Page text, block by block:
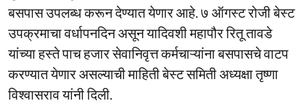
बसपास उपलब्ध करून देण्यात येणार आहे. ७ ऑगस्ट रोजी बेस्ट
उपक्रमाचा वर्धापनदिन असून यादिवशी महापौर रितू तावडे
यांच्या हस्ते पाच हजार सेवानिवृत्त कर्मचाऱ्यांना बसपासचे वाटप
करण्यात येणार असल्याची माहिती बेस्ट समिती अध्यक्षा तृष्णा
विश्वासराव यांनी दिली.